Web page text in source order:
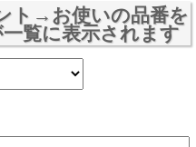
ト→お使いの品番を
覧に表示されます